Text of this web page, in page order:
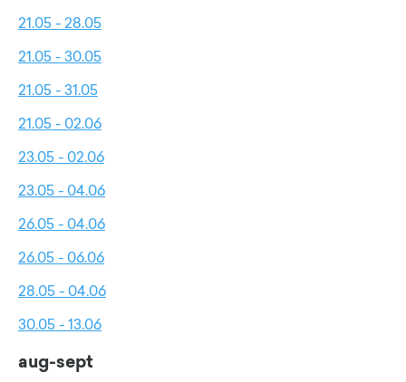
21.05 - 28.05
21.05 - 30.05
21.05 - 31.05
21.05 - 02.06
23.05 - 02.06
23.05 - 04.06
26.05 - 04.06
26.05 - 06.06
28.05 - 04.06
30.05 - 13.06
aug-sept